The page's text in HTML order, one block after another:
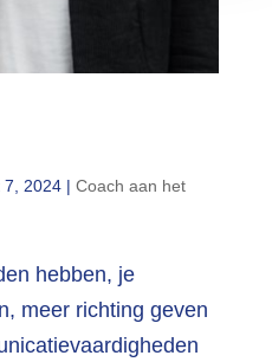
7, 2024| Coach aan het
hebben, je
meer richting geven